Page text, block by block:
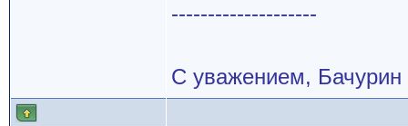
--------------------
С уважением,